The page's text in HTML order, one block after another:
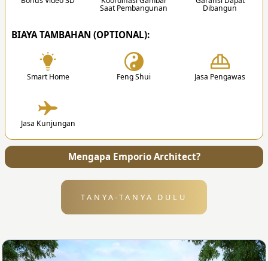
Setelah desain selesai, kami akan mengirimkan
semua file dan gambar kerja ke alamat Anda.
Saat Pembangunan Dibangun
BIAYA TAMBAHAN (OPTIONAL):
Smart Home Feng Shui Jasa Pengawas
Jasa Kunjungan
Mengapa Emporio Architect?
TANYA-TANYA DULU